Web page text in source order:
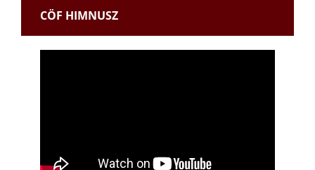
CÖF HIMNUSZ